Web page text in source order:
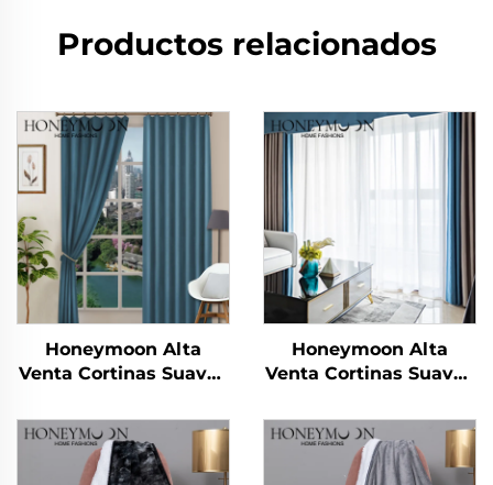
Productos relacionados
Honeymoon Alta
Venta Cortinas Suaves
Sólido con Ojales para
Dormitorio Ventana
Honeymoon Alta
Venta Cortinas Suaves
Sólido con Ojales para
Dormitorio Ventana